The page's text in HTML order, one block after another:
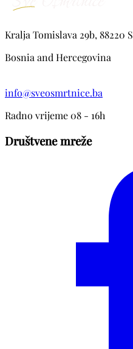
Kralja Tomislava 29b, 88220
Bosnia and Hercegovina
info@sveosmrtnice.ba
Radno vrijeme 08 - 16h
Društvene mreže